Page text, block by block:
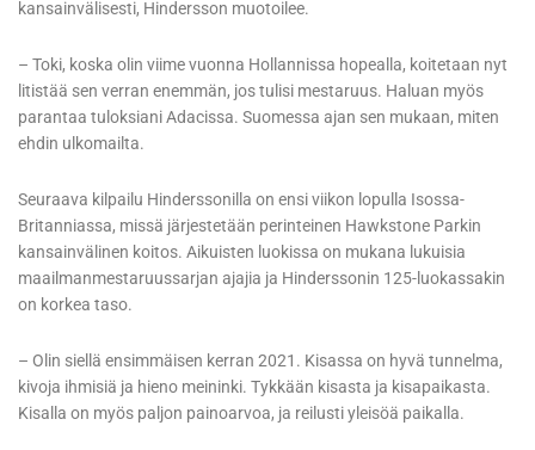
kansainvälisesti, Hindersson muotoilee.
– Toki, koska olin viime vuonna Hollannissa hopealla, koitetaan nyt
litistää sen verran enemmän, jos tulisi mestaruus. Haluan myös
parantaa tuloksiani Adacissa. Suomessa ajan sen mukaan, miten
ehdin ulkomailta.
Seuraava kilpailu Hinderssonilla on ensi viikon lopulla Isossa-
Britanniassa, missä järjestetään perinteinen Hawkstone Parkin
kansainvälinen koitos. Aikuisten luokissa on mukana lukuisia
maailmanmestaruussarjan ajajia ja Hinderssonin 125-luokassakin
on korkea taso.
– Olin siellä ensimmäisen kerran 2021. Kisassa on hyvä tunnelma,
kivoja ihmisiä ja hieno meininki. Tykkään kisasta ja kisapaikasta.
Kisalla on myös paljon painoarvoa, ja reilusti yleisöä paikalla.